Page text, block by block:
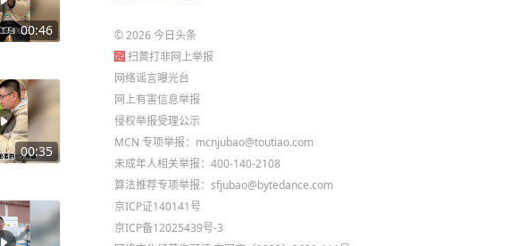
00:46
00:35
©2026今日头条
扫黄打非网上举报
网络谣言曝光台
网上有害信息举报
侵权举报受理公示
MCN 专项举报：mcnjubao@toutiao.com
未成年人相关举报：400-140-2108
算法推荐专项举报：sfjubao@bytedance.com
京ICP证140141号
京ICP备12025439号-3